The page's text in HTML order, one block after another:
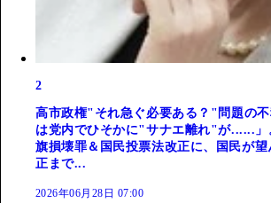
2
高市政権"それ急ぐ必要ある？"問題の
は党内でひそかに"サナエ離れ"が......」
旗損壊罪＆国民投票法改正に、国民が
正まで...
2026年06月28日 07:00